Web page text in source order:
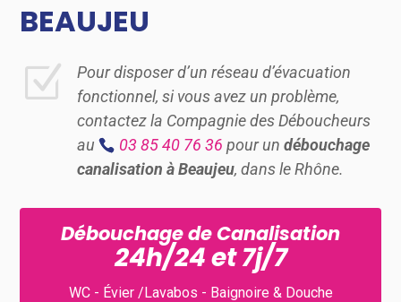
BEAUJEU
Z
Pour disposer d’un réseau d’évacuation
fonctionnel, si vous avez un problème,
contactez la Compagnie des Déboucheurs
au
03 85 40 76 36 pour undébouchage
canalisation à Beaujeu, dans le Rhône.
Débouchage de Canalisation
24h/24 et 7j/7
WC - Évier /Lavabos - Baignoire & Douche